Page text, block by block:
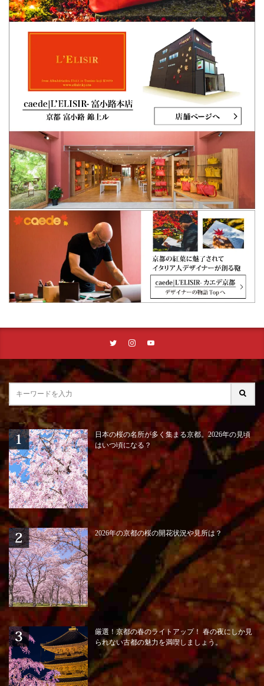
日本の桜の名所が多く集まる京都。2026年の見頃
はいつ頃になる？
2026年の京都の桜の開花状況や見所は？
厳選！京都の春のライトアップ！ 春の夜にしか見
られない古都の魅力を満喫しましょう。